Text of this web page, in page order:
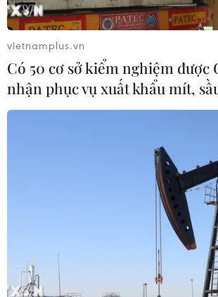
vietnamplus.vn
Có 50 cơ sở kiểm nghiệm được
nhận phục vụ xuất khẩu mít,